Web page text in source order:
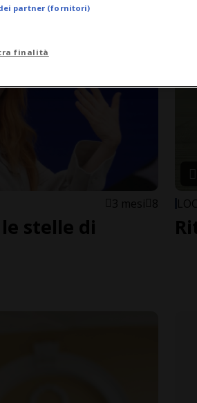
3 mesi 8
stelle di
partner (fornitori)
finalità